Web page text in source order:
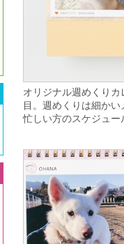
オリジナル週めくりカ
目。週めくりは細かい
忙しい方のスケジュー